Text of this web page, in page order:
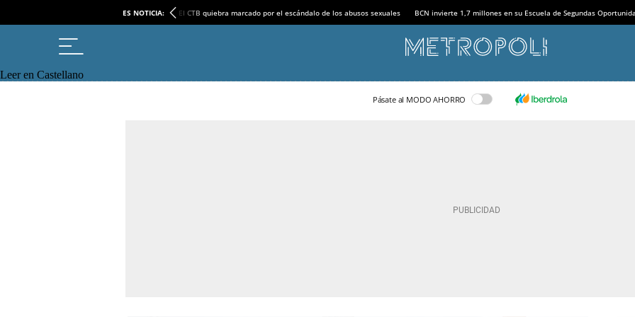
ES NOTICIA: El CTB quiebra marcado por el escándalo de los abusos sexuales BCN invierte 1,7 millones en su Escuela de Segundas
Leer en Castellano
Pásate al MODO AHORRO